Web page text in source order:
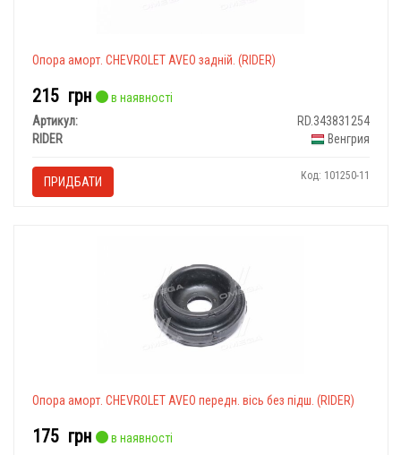
Опора аморт. CHEVROLET AVEO задній. (RIDER)
215 грн
в наявності
Артикул:
RD.343831254
RIDER
Венгрия
ПРИДБАТИ Код: 101250-11
Опора аморт. CHEVROLET AVEO передн. вісь без підш. (RIDER)
175 грн
в наявності